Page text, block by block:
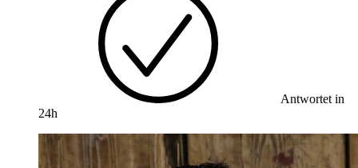
Antwortet in
24h